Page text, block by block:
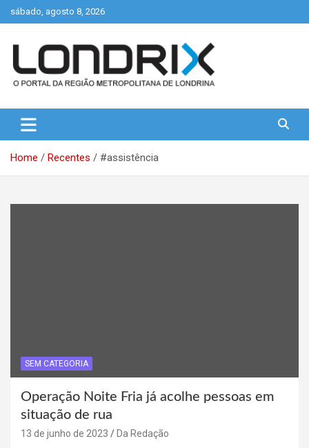
Skip
to
sábado, agosto 8, 2026
Londrix
Home Recentes #assistência
SEM CATEGORIA
Operação Noite Fria já acolhe pessoas em
situação de rua
13 de junho de 2023
Da Redação